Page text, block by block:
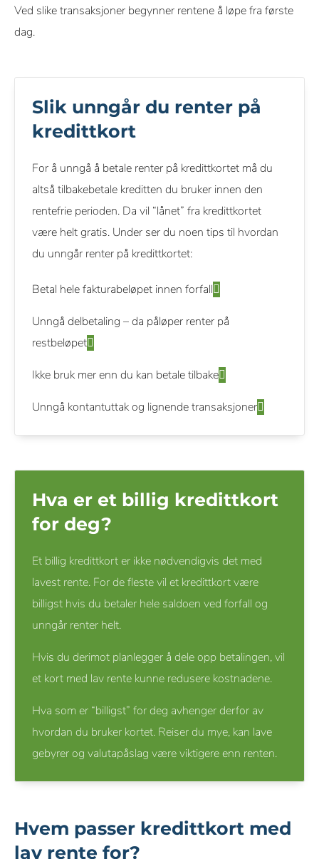
Ved slike transaksjoner begynner rentene å løpe fra første
dag.
Slik unngår du renter på
kredittkort
For å unngå å betale renter på kredittkortet må du
altså tilbakebetale kreditten du bruker innen den
rentefrie perioden. Da vil “lånet” fra kredittkortet
være helt gratis. Under ser du noen tips til hvordan
du unngår renter på kredittkortet:
Betal hele fakturabeløpet innen forfall
Unngå delbetaling – da påløper renter på
restbeløpet
Ikke bruk mer enn du kan betale tilbake
Unngå kontantuttak og lignende transaksjoner
Hva er et billig kredittkort
for deg?
Et billig kredittkort er ikke nødvendigvis det med
lavest rente. For de fleste vil et kredittkort være
billigst hvis du betaler hele saldoen ved forfall og
unngår renter helt.
Hvis du derimot planlegger å dele opp betalingen, vil
et kort med lav rente kunne redusere kostnadene.
Hva som er “billigst” for deg avhenger derfor av
hvordan du bruker kortet. Reiser du mye, kan lave
gebyrer og valutapåslag være viktigere enn renten.
Hvem passer kredittkort med
lav rente for?